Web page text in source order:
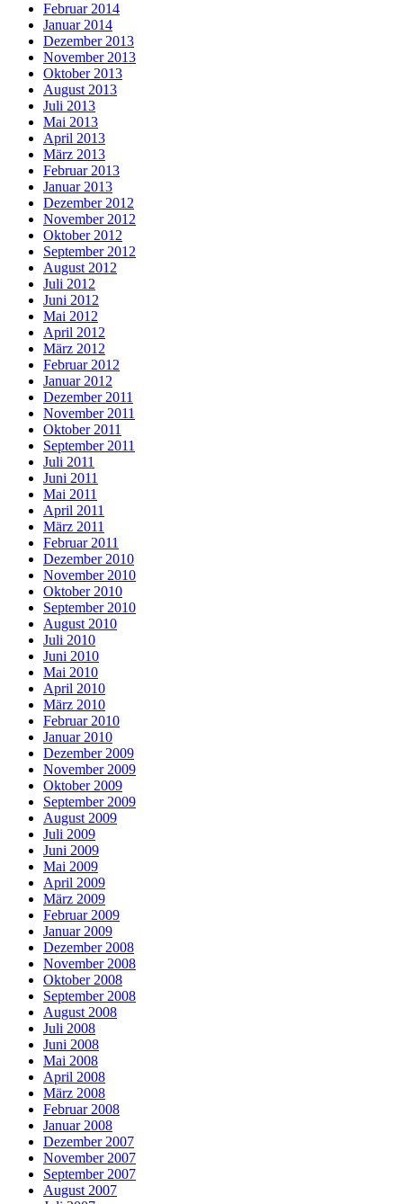
Februar 2014
Januar 2014
Dezember 2013
November 2013
Oktober 2013
August 2013
Juli 2013
Mai 2013
April 2013
März 2013
Februar 2013
Januar 2013
Dezember 2012
November 2012
Oktober 2012
September 2012
August 2012
Juli 2012
Juni 2012
Mai 2012
April 2012
März 2012
Februar 2012
Januar 2012
Dezember 2011
November 2011
Oktober 2011
September 2011
Juli 2011
Juni 2011
Mai 2011
April 2011
März 2011
Februar 2011
Dezember 2010
November 2010
Oktober 2010
September 2010
August 2010
Juli 2010
Juni 2010
Mai 2010
April 2010
März 2010
Februar 2010
Januar 2010
Dezember 2009
November 2009
Oktober 2009
September 2009
August 2009
Juli 2009
Juni 2009
Mai 2009
April 2009
März 2009
Februar 2009
Januar 2009
Dezember 2008
November 2008
Oktober 2008
September 2008
August 2008
Juli 2008
Juni 2008
Mai 2008
April 2008
März 2008
Februar 2008
Januar 2008
Dezember 2007
November 2007
September 2007
August 2007